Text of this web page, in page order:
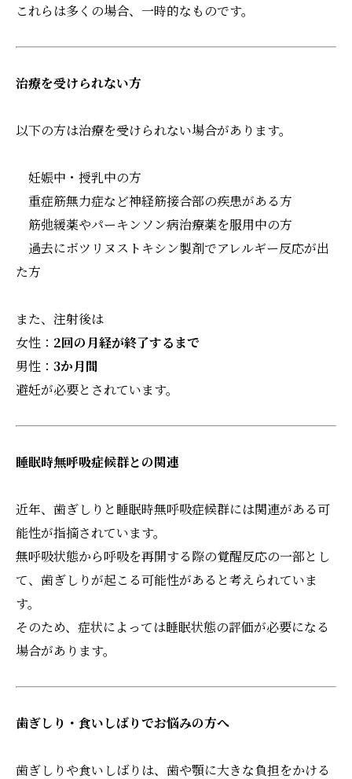
これらは多くの場合、一時的なものです。
治療を受けられない方
以下の方は治療を受けられない場合があります。
妊娠中・授乳中の方
重症筋無力症など神経筋接合部の疾患がある方
筋弛緩薬やパーキンソン病治療薬を服用中の方
過去にボツリヌストキシン製剤でアレルギー反応が出
た方
また、注射後は
女性： 2回の月経が終了するまで
男性： 3か月間
避妊が必要とされています。
睡眠時無呼吸症候群との関連
近年、歯ぎしりと睡眠時無呼吸症候群には関連がある可
能性が指摘されています。
無呼吸状態から呼吸を再開する際の覚醒反応の一部とし
て、歯ぎしりが起こる可能性があると考えられていま
す。
そのため、症状によっては睡眠状態の評価が必要になる
場合があります。
歯ぎしり・食いしばりでお悩みの方へ
歯ぎしりや食いしばりは、歯や顎に大きな負担をかける